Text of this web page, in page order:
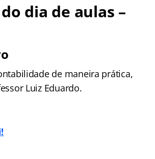
dia de aulas –
de maneira prática,
Luiz Eduardo.